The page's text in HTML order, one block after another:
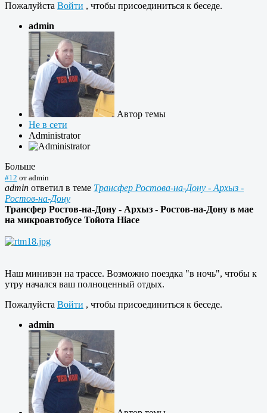
Пожалуйста Войти , чтобы присоединиться к беседе.
admin
Автор темы
Не в сети
Administrator
Больше
#12 от admin
admin ответил в теме Трансфер Ростова-на-Дону - Архыз -
Ростов-на-Дону
Трансфер Ростов-на-Дону - Архыз - Ростов-на-Дону в мае
на микроавтобусе Тойота Hiace
Наш минивэн на трассе. Возможно поездка "в ночь", чтобы к
утру начался ваш полноценный отдых.
Пожалуйста Войти , чтобы присоединиться к беседе.
admin